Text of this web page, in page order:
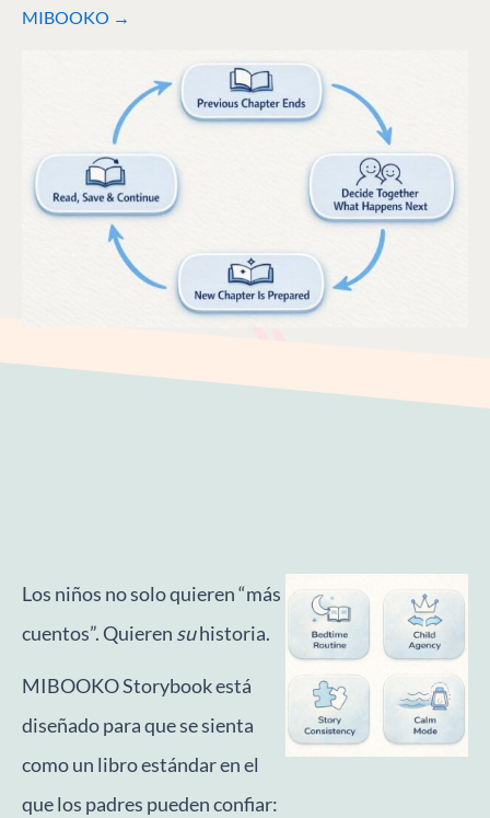
MIBOOKO →
Los niños no solo quieren “más
cuentos”. Quieren suhistoria.
MIBOOKO Storybook está
diseñado para que se sienta
como un libro estándar en el
que los padres pueden confiar: